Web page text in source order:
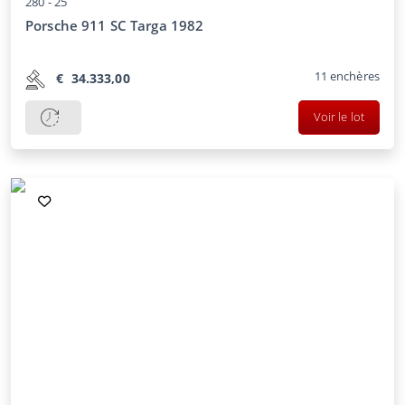
Porsche 911 SC Targa 1982
€ 34.333,00 11 enchères
Voir le lot